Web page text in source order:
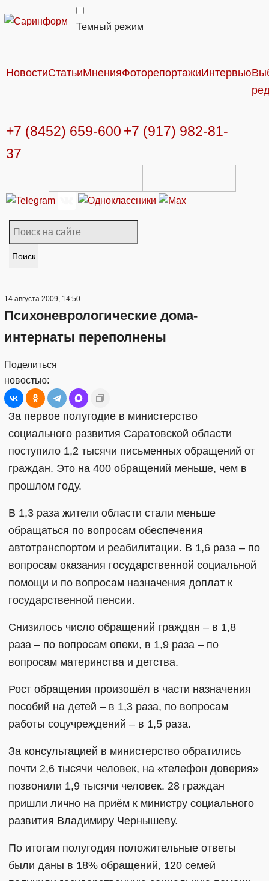
Темный режим
НовостиСтатьиМненияФоторепортажиИнтервью
+7 (8452) 659-600 +7 (917) 982-81-
37
Поиск
14 августа 2009, 14:50
Психоневрологические дома-
интернаты переполнены
Поделиться
новостью:
За первое полугодие в министерство
социального развития Саратовской области
поступило 1,2 тысячи письменных обращений от
граждан. Это на 400 обращений меньше, чем в
прошлом году.
В 1,3 раза жители области стали меньше
обращаться по вопросам обеспечения
автотранспортом и реабилитации. В 1,6 раза – по
вопросам оказания государственной социальной
помощи и по вопросам назначения доплат к
государственной пенсии.
Снизилось число обращений граждан – в 1,8
раза – по вопросам опеки, в 1,9 раза – по
вопросам материнства и детства.
Рост обращения произошёл в части назначения
пособий на детей – в 1,3 раза, по вопросам
работы соцучреждений – в 1,5 раза.
За консультацией в министерство обратились
почти 2,6 тысячи человек, на «телефон доверия»
позвонили 1,9 тысячи человек. 28 граждан
пришли лично на приём к министру социального
развития Владимиру Чернышеву.
По итогам полугодия положительные ответы
были даны в 18% обращений, 120 семей